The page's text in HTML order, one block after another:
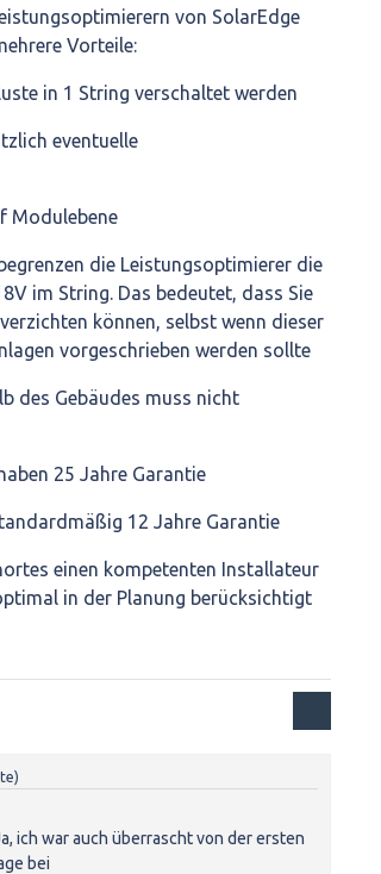
von SolarEdge
Vorteile:
in 1 String verschaltet werden
eventuelle
Modulebene
die Leistungsoptimierer die
im String. Das bedeutet, dass Sie
können, selbst wenn dieser
vorgeschrieben werden sollte
des Gebäudes muss nicht
25 Jahre Garantie
12 Jahre Garantie
einen kompetenten Installateur
in der Planung berücksichtigt
ich war auch überrascht von der ersten
bei